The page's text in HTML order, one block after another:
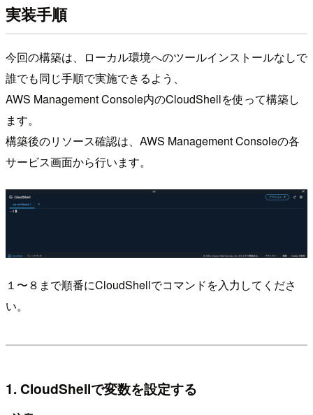
実装手順
今回の構築は、ローカル環境へのツールインストールなしで
誰でも同じ手順で実施できるよう、
AWS Management Console内のCloudShellを使って構築し
ます。
構築後のリソース確認は、AWS Management Consoleの各
サービス画面から行います。
１〜８まで順番にCloudShellでコマンドを入力してくださ
い。
1. CloudShellで変数を設定する